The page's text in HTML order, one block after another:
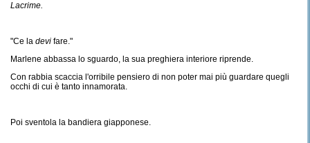
Lacrime.
"Ce la devi fare."
Marlene abbassa lo sguardo, la sua preghiera interiore riprende.
Con rabbia scaccia l'orribile pensiero di non poter mai più guardare quegli
occhi di cui è tanto innamorata.
Poi sventola la bandiera giapponese.